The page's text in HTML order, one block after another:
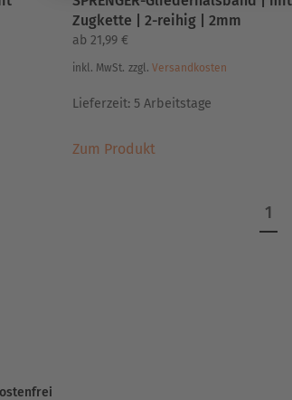
werden
Zugkette | 2-reihig | 2mm
ab 21,99 €
inkl. MwSt. zzgl. Versandkosten
Lieferzeit: 5 Arbeitstage
Zum ProduktProdukt
1